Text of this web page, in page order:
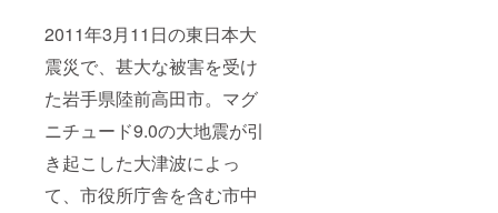
2011年3月11日の東日本大
震災で、甚大な被害を受け
た岩手県陸前高田市。マグ
ニチュード9.0の大地震が引
き起こした大津波によっ
て、市役所庁舎を含む市中